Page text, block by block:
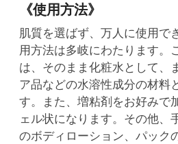
《使用方法》
肌質を選ばず、万人に使用で
用方法は多岐にわたります。
は、そのまま化粧水として、
ア品などの水溶性成分の材料
す。また、増粘剤をお好みで
ェル状になります。その他、
のボディローション、パック